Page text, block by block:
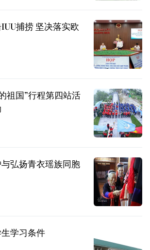
捕捞 坚决落实欧
祖国”行程第四站活
弘扬青衣瑶族同胞
学习条件